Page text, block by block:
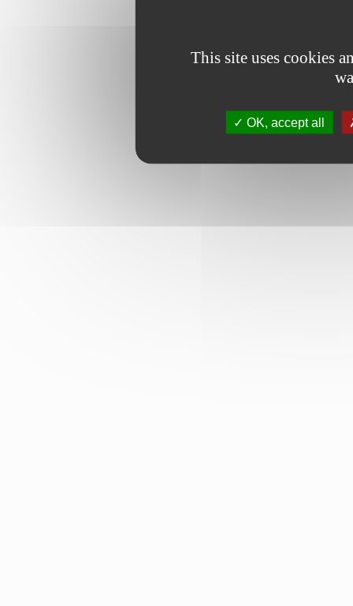
This site uses cookies
OK, accept all